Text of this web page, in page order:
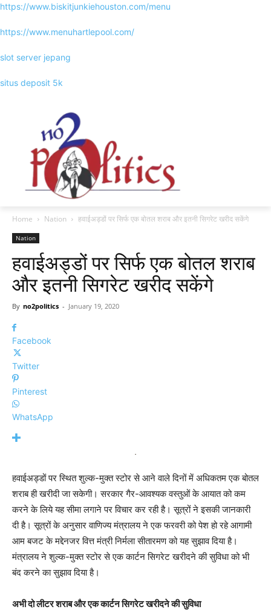
https://www.biskitjunkiehouston.com/menu
https://www.menuhartlepool.com/
slot server jepang
situs deposit 5k
Home Nation हवाईअड्डों पर सिर्फ एक बोतल शराब और इतनी सिगरेट खरीद सकेंगे
Nation
हवाईअड्डों पर सिर्फ एक बोतल शराब
और इतनी सिगरेट खरीद सकेंगे
By no2politics - January 19, 2020
Facebook
Twitter
Pinterest
WhatsApp
हवाईअड्डों पर स्थित शुल्क-मुक्त स्टोर से आने वाले दिनों में अधिकतम एक बोतल
शराब ही खरीदी जा सकेगी। सरकार गैर-आवश्यक वस्तुओं के आयात को कम
करने के लिये यह सीमा लगाने पर विचार कर रही है। सूत्रों ने इसकी जानकारी
दी है। सूत्रों के अनुसार वाणिज्य मंत्रालय ने एक फरवरी को पेश हो रहे आगामी
आम बजट के मद्देनजर वित्त मंत्री निर्मला सीतारमण को यह सुझाव दिया है।
मंत्रालय ने शुल्क-मुक्त स्टोर से एक कार्टन सिगरेट खरीदने की सुविधा को भी
बंद करने का सुझाव दिया है।
अभी दो लीटर शराब और एक कार्टन सिगरेट खरीदने की सुविधा